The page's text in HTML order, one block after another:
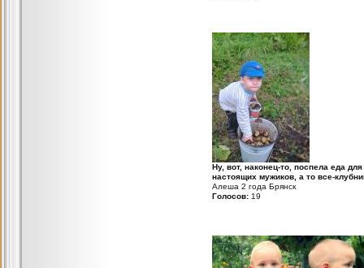
Ну, вот, наконец-то, поспела еда для
настоящих мужиков, а то все-
Алеша 2 года Брянск
Голосов: 19